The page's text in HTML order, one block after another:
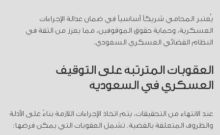
يُعتبر المحامي شريكاً أساسياً في ضمان عدالة الإجراءات
العسكرية، وحماية حقوق الموقوفين، مما يعزز من الثقة في
النظام القضائي العسكري السعودي.
العقوبات المترتبة على التوقيف
العسكري في السعودية
عند الانتهاء من التحقيقات، يتم اتخاذ الإجراءات اللازمة بناءً على الأدلة
والظروف المتعلقة بالقضية. تشمل العقوبات التي يمكن فرضها: